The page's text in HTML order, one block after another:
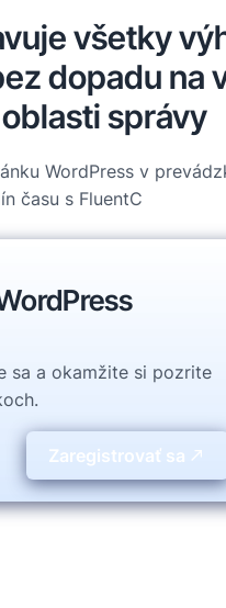
všetky
dopadu na
správy
WordPress v
času s FluentC
sa a okamžite si pozrite
Zaregistrovať sa